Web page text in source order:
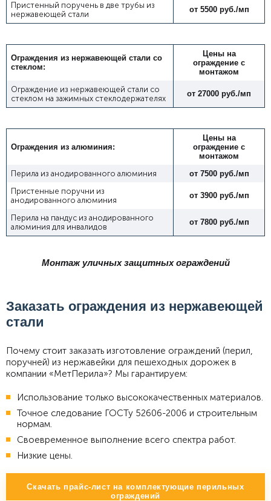
Пристенный поручень в две трубы из
нержавеющей стали
от 5500 руб./мп
Ограждения из нержавеющей стали со
стеклом:
Цены на
ограждение с
монтажом
Ограждение из нержавеющей стали со
стеклом на зажимных стеклодержателях
от 27000 руб./мп
Ограждения из алюминия:
Цены на
ограждение с
монтажом
Перила из анодированного алюминия
от 7500 руб./мп
Пристенные поручни из
анодированного алюминия
от 3900 руб./мп
Перила на пандус из анодированного
алюминия для инвалидов
от 7800 руб./мп
Монтаж уличных защитных ограждений
Заказать ограждения из нержавеющей
стали
Почему стоит заказать изготовление ограждений (перил,
поручней) из нержавейки для пешеходных дорожек в
компании «МетПерила»? Мы гарантируем:
Использование только высококачественных материалов.
Точное следование ГОСТу 52606-2006 и строительным
нормам.
Своевременное выполнение всего спектра работ.
Низкие цены.
Скачать прайс-лист на комплектующие перильных
ограждений